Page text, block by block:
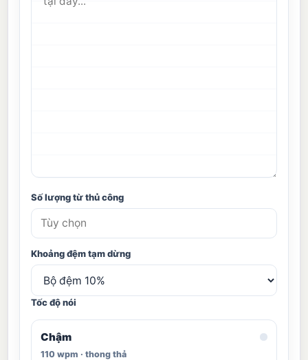
Số lượng từ thủ công
Khoảng đệm tạm dừng
Tốc độ nói
Chậm
110 wpm · thong thả